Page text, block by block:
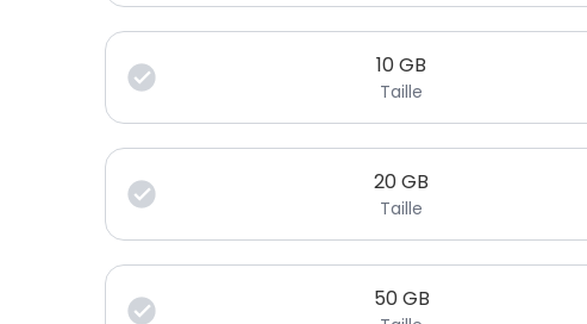
10GB
Taille
20GB
Taille
50GB